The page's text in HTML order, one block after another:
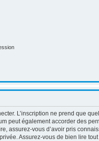
L’inscription ne prend que
peut également accorder des
assurez-vous d’avoir pris
Assurez-vous de bien lire